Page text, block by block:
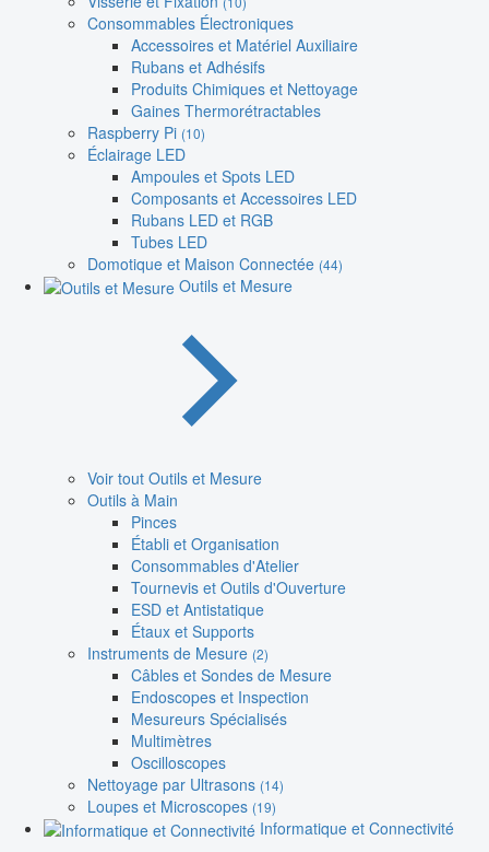
Consommables Électroniques
Accessoires et Matériel Auxiliaire
Rubans et Adhésifs
Produits Chimiques et Nettoyage
Gaines Thermorétractables
Raspberry Pi (10)
Éclairage LED
Ampoules et Spots LED
Composants et Accessoires LED
Rubans LED et RGB
Tubes LED
Domotique et Maison Connectée (44)
Outils et Mesure
Voir tout Outils et Mesure
Outils à Main
Pinces
Établi et Organisation
Consommables d'Atelier
Tournevis et Outils d'Ouverture
ESD et Antistatique
Étaux et Supports
Instruments de Mesure (2)
Câbles et Sondes de Mesure
Endoscopes et Inspection
Mesureurs Spécialisés
Multimètres
Oscilloscopes
Nettoyage par Ultrasons (14)
Loupes et Microscopes (19)
Informatique et Connectivité